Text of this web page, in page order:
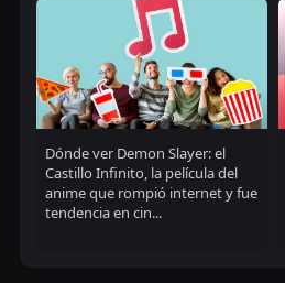
Dónde ver Demon Slayer: el
Castillo Infinito, la película del
anime que rompió internet y fue
tendencia en cin...